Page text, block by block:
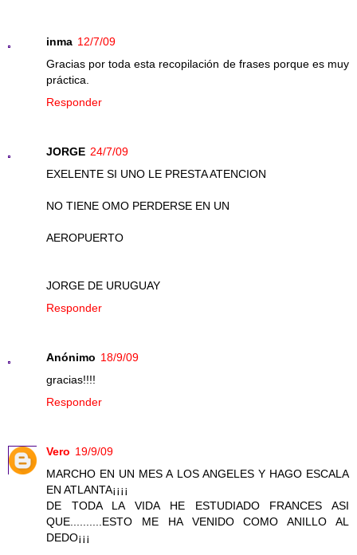
inma 12/7/09
Gracias por toda esta recopilación de frases porque es muy
práctica.
Responder
JORGE 24/7/09
EXELENTE SI UNO LE PRESTA ATENCION
NO TIENE OMO PERDERSE EN UN
AEROPUERTO
JORGE DE URUGUAY
Responder
Anónimo 18/9/09
gracias!!!!
Responder
Vero 19/9/09
MARCHO EN UN MES A LOS ANGELES Y HAGO ESCALA
EN ATLANTA¡¡¡¡
DE TODA LA VIDA HE ESTUDIADO FRANCES ASI
QUE..........ESTO ME HA VENIDO COMO ANILLO AL
DEDO¡¡¡